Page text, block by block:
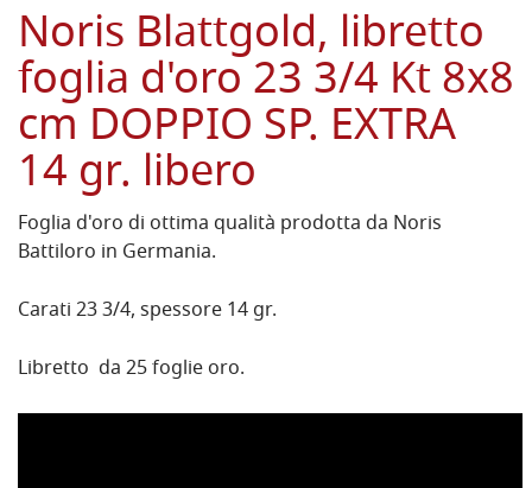
Noris Blattgold, libretto
foglia d'oro 23 3/4 Kt 8x8
cm DOPPIO SP. EXTRA
14 gr. libero
Foglia d'oro di ottima qualità prodotta da Noris
Battiloro in Germania.
Carati 23 3/4, spessore 14 gr.
Libretto da 25 foglie oro.